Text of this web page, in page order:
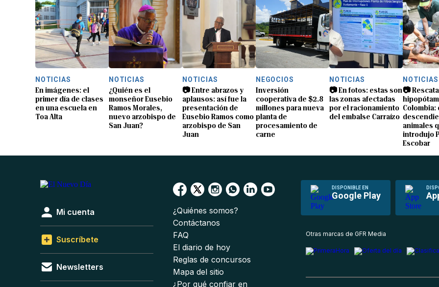
NOTICIAS
En imágenes: el
primer día de clases
en una escuela en
Toa Alta
NOTICIAS
¿Quién es el
monseñor Eusebio
Ramos Morales,
nuevo arzobispo de
San Juan?
NOTICIAS
📷 Entre abrazos y
aplausos: así fue la
presentación de
Eusebio Ramos como
arzobispo de San
Juan
NEGOCIOS
Inversión
cooperativa de $2.8
millones para nueva
planta de
procesamiento de
carne
NOTICIAS
📷 En fotos: estas son
las zonas afectadas
por el racionamiento
del embalse Carraízo
NOTICIAS
📷
Colombia:
animales
introdujo
Escobar
DISPONIBLE EN
Google Play
Mi cuenta
Suscríbete
Newsletters
¿Quiénes somos?
Contáctanos
FAQ
El diario de hoy
Reglas de concursos
Mapa del sitio
¿Por qué confiar en
Otras marcas de GFR Media